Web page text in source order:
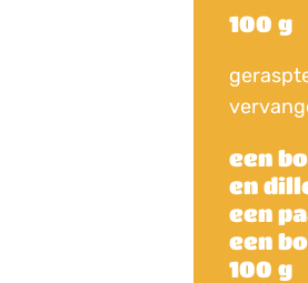
100 g
een
en
een
een
100 g